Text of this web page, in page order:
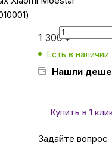
техника
здоровье
чемоданы
1 300₽
Есть в наличии
Нашли
Купить в 1
Задайте вопрос